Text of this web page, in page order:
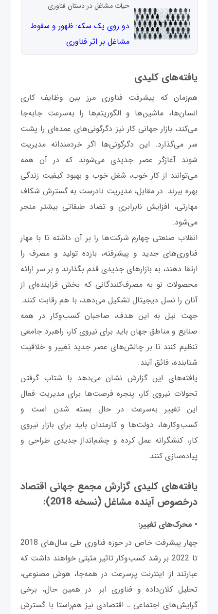
حیات مشاغل در دستان فناوری
دو روی یک سکه: ظهور و سقوط
مشاغل بر اثر فناوری
یافته‌های کلیدی
هم‌زمان که پیشرفت‌ فناوری مرز بین وظایف کاری
انسان‌‌ها، ماشین‌ها و الگوریتم‌ها را به‌سرعت جابه‌جا
می‌کند، بازار جهانی کار نیز دگرگونی‌های عمده‌ای را پشت
سر می‌گذارد. این دگرگونی‌ها اگر خردمندانه مدیریت
شوند آغازگر عصر جدیدی می‌شوند که در آن همه
می‌توانند از کار خوب، شغل خوب و بهبود کیفیت زندگی
بهره ببرند. در مقابل، مدیریت نادرست به گسترش شکاف
مهارتی، افزایش نابرابری و تضاد طبقاتی بیشتر منجر
می‌شود.
انقلاب صنعتی چهارم شرکت‌ها را بر آن داشته تا با مهار
فناوری‌های جدید و پیشرفته، بازده تولید و مصرف را
ارتقا دهند، به بازارهای جدیدی قدم بگذارند و بر سر ارائه
محصولات نو به مصرف‌کنندگانی که بخش فزاینده‌ای از
آنان را نسل دیجیتال تشکیل می‌دهد، با هم رقابت کنند.
جهت نیل به این هدف، صاحبان کسب‌وکار در همه
صنایع و مناطق جهان باید برای نیروی کار، راهبرد جامعی
تنظیم کنند تا بر چالش‌های عصر جدید تغییر و خلاقیت
شتابنده، فائق آیند.
یافته‌های این گزارش نشان می‌دهد با شتاب گرفتن
تحولات نیروی کار، پنجره فرصت‌ها برای مدیریت فعال
این تغییر به‌سرعت در حال بسته شدن است و
کسب‌وکارها، دولت‌ها و کارمندان باید برای بازار نیروی
کار، کنشگرانه عمل کرده و چشم‌انداز جدیدی طراحی و
پیاده‌سازی‌ کنند.
یافته‌های کلیدی گزارش مجمع جهانی اقتصاد
درخصوص آینده مشاغل (نسخه 2018):
• محرک‌های تغییر:
چهار پیشرفت خاص در حوزه فناوری طی سال‌های 2018
تا 2022 بر رشد کسب‌وکار تاثیر مثبتی خواهند داشت که
عبارتند از: اینترنت پرسرعت در همه‌جا، هوش مصنوعی،
تحلیل‌ کلان‌‌داده و فناوری ابر. در همین حال، برخی
گرایش‌های اجتماعی‌ ـ اقتصادی نیز هم‌راستا با گسترش